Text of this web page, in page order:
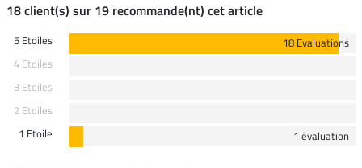
18 client(s) sur 19 recommande(nt) cet article
5 Etoiles
18 Evaluations
4 Etoiles
3 Etoiles
2 Etoiles
1 Etoile
1 évaluation